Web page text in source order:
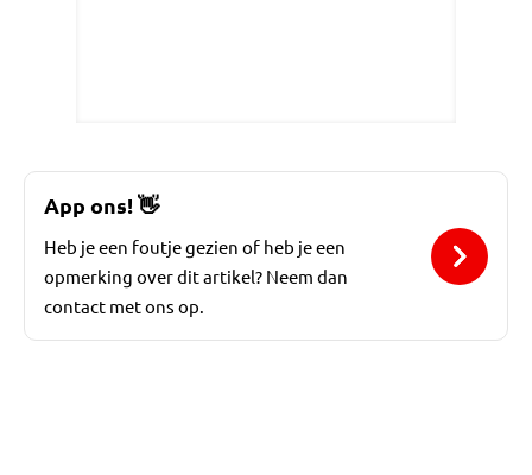
App ons!👋
Heb je een foutje gezien of heb je een
opmerking over dit artikel? Neem dan
contact met ons op.